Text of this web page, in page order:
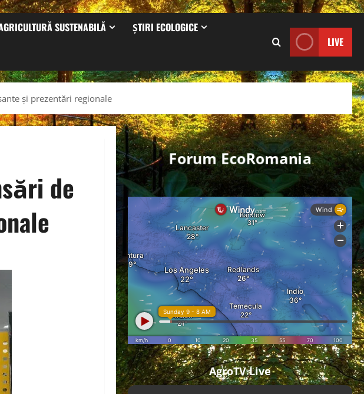
SUSTENABILĂ ȘTIRI ECOLOGICE
LIVE
și prezentări regionale
de
Forum EcoRomania
AgroTV Live